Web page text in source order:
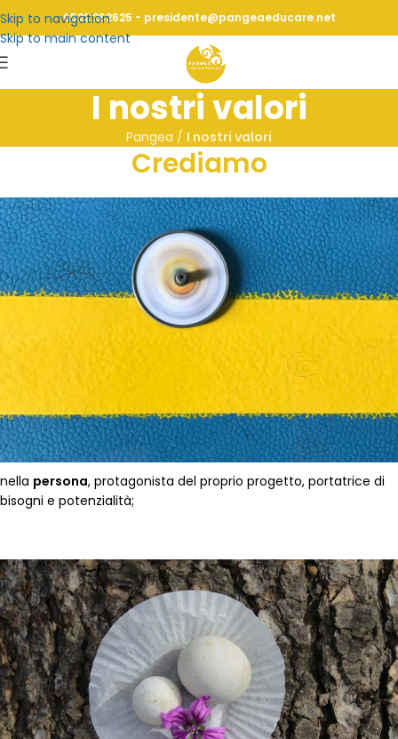
Skip to navigation
Skip to main content
0522 262625 - presidente@pangeaeducare.net
I nostri valori
Pangea / I nostri valori
Crediamo
nella persona, protagonista del proprio progetto, portatrice di
bisogni e potenzialità;